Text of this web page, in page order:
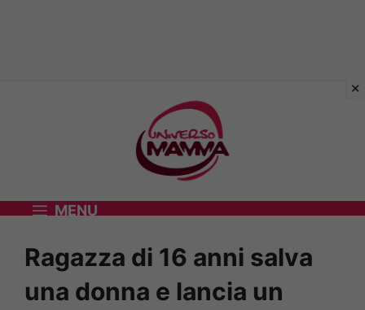
MENU
Ragazza di 16 anni salva
una donna e lancia un